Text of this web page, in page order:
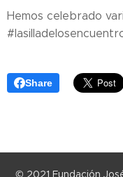
Hemos celebrado
Share